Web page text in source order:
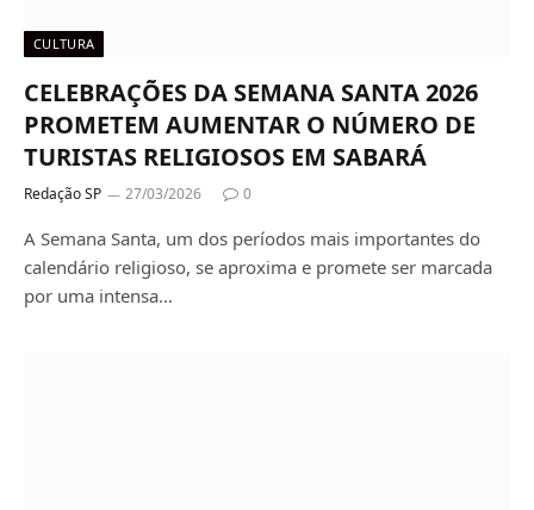
CULTURA
CELEBRAÇÕES DA SEMANA SANTA 2026
PROMETEM AUMENTAR O NÚMERO DE
TURISTAS RELIGIOSOS EM SABARÁ
Redação SP 27/03/2026 0
A Semana Santa, um dos períodos mais importantes do
calendário religioso, se aproxima e promete ser marcada
por uma intensa…